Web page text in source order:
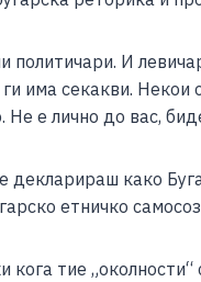
политичари. И
има секакви.
е лично до вас,
како
етничко
тие